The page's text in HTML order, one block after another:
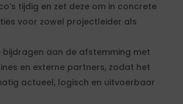
tijdig en zet deze om in concrete
voor zowel projectleider als
bijdragen aan de afstemming met
en externe partners, zodat het
actueel, logisch en uitvoerbaar